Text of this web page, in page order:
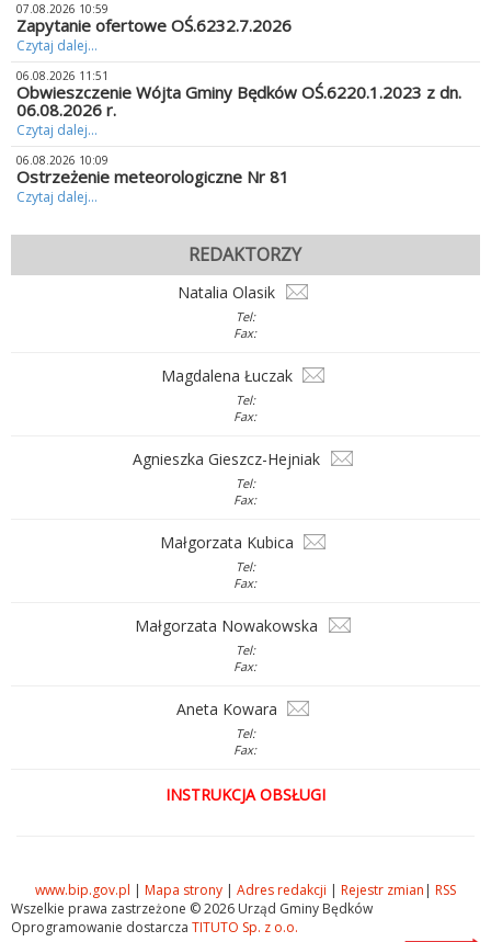
07.08.2026 10:59
Zapytanie ofertowe OŚ.6232.7.2026
Czytaj dalej...
06.08.2026 11:51
Obwieszczenie Wójta Gminy Będków OŚ.6220.1.2023 z dn.
06.08.2026 r.
Czytaj dalej...
06.08.2026 10:09
Ostrzeżenie meteorologiczne Nr 81
Czytaj dalej...
REDAKTORZY
Natalia Olasik
Tel:
Fax:
Magdalena Łuczak
Tel:
Fax:
Agnieszka Gieszcz-Hejniak
Tel:
Fax:
Małgorzata Kubica
Tel:
Fax:
Małgorzata Nowakowska
Tel:
Fax:
Aneta Kowara
Tel:
Fax:
INSTRUKCJA OBSŁUGI
www.bip.gov.pl | Mapa strony | Adres redakcji | Rejestr zmian | RSS
Wszelkie prawa zastrzeżone © 2026 Urząd Gminy Będków
Oprogramowanie dostarcza TITUTO Sp. z o.o.